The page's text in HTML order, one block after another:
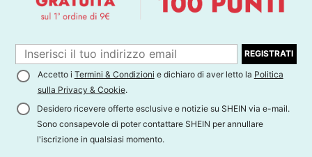
REGISTRATI
Accetto i Termini & Condizioni e dichiaro di aver letto la Politica
sulla Privacy & Cookie.
Desidero ricevere offerte esclusive e notizie su SHEIN via e-mail.
Sono consapevole di poter contattare SHEIN per annullare
l'iscrizione in qualsiasi momento.